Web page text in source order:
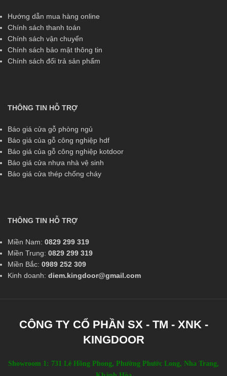
Hướng dẫn mua hàng online
Chính sách thanh toán
Chính sách vận chuyển
Chính sách bảo mật thông tin
Chính sách đổi trả sản phẩm
THÔNG TIN HỖ TRỢ
Báo giá cửa gỗ phòng ngủ
Báo giá của gỗ công nghiệp hdf
Báo giá của gỗ công nghiệp kotdoor
Báo giá cửa nhựa nhà vệ sinh
Báo giá cửa thép chống cháy
THÔNG TIN HỖ TRỢ
Miền Nam: 0829 299 319
Miền Trung: 0829 299 319
Miền Bắc: 0989 252 309
Kinh doanh: diem.kingdoor@gmail.com
CÔNG TY CỔ PHẦN SX - TM - XNK -
KINGDOOR
Showroom 1: 731 Lê Hồng Phong, Phường Phước Long, Nha Trang,